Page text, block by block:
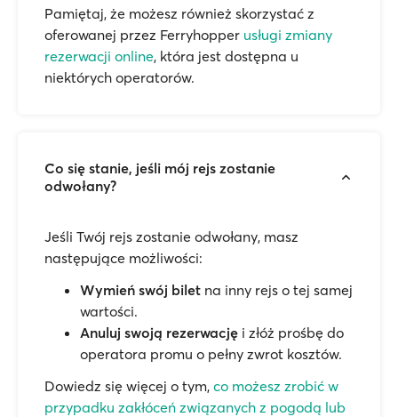
Pamiętaj, że możesz również skorzystać z
oferowanej przez Ferryhopper usługi zmiany
rezerwacji online, która jest dostępna u
niektórych operatorów.
Co się stanie, jeśli mój rejs zostanie
odwołany?
Jeśli Twój rejs zostanie odwołany, masz
następujące możliwości:
Wymień swój bilet na inny rejs o tej samej
wartości.
Anuluj swoją rezerwację i złóż prośbę do
operatora promu o pełny zwrot kosztów.
Dowiedz się więcej o tym, co możesz zrobić w
przypadku zakłóceń związanych z pogodą lub